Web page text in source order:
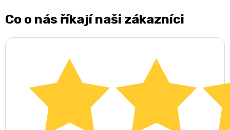
Co o nás říkají naši zákazníci